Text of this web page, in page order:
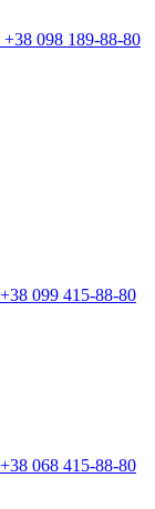
+38 098 189-88-80
+38 099 415-88-80
+38 068 415-88-80